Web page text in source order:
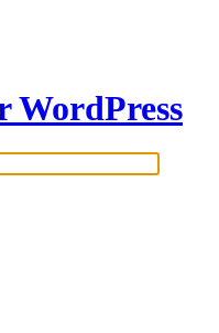
WordPress